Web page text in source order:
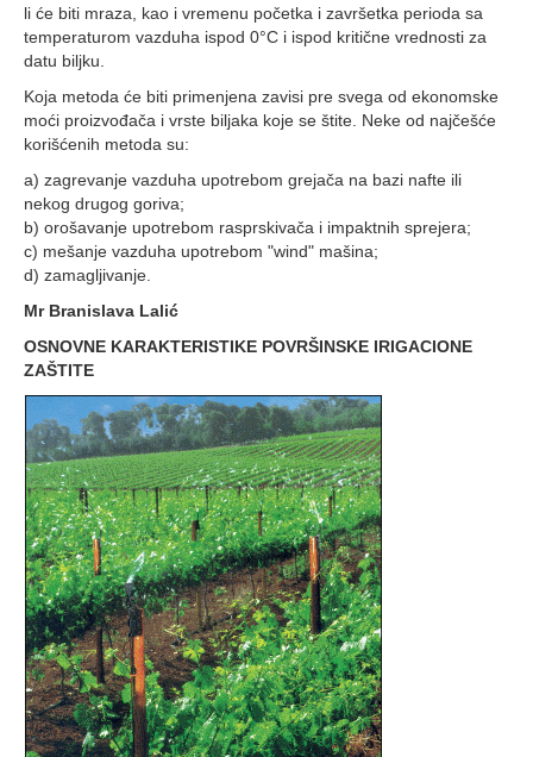
li će biti mraza, kao i vremenu početka i završetka perioda sa
temperaturom vazduha ispod 0°C i ispod kritične vrednosti za
datu biljku.
Koja metoda će biti primenjena zavisi pre svega od ekonomske
moći proizvođača i vrste biljaka koje se štite. Neke od najčešće
korišćenih metoda su:
a) zagrevanje vazduha upotrebom grejača na bazi nafte ili
nekog drugog goriva;
b) orošavanje upotrebom rasprskivača i impaktnih sprejera;
c) mešanje vazduha upotrebom "wind" mašina;
d) zamagljivanje.
Mr Branislava Lalić
OSNOVNE KARAKTERISTIKE POVRŠINSKE IRIGACIONE
ZAŠTITE